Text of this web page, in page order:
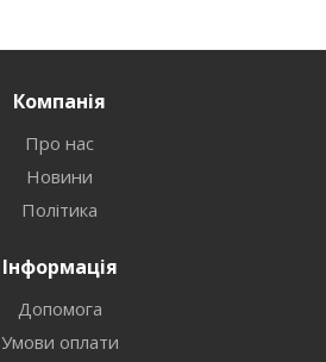
Компанія
Про нас
Новини
Політика
Інформація
Допомога
Умови оплати